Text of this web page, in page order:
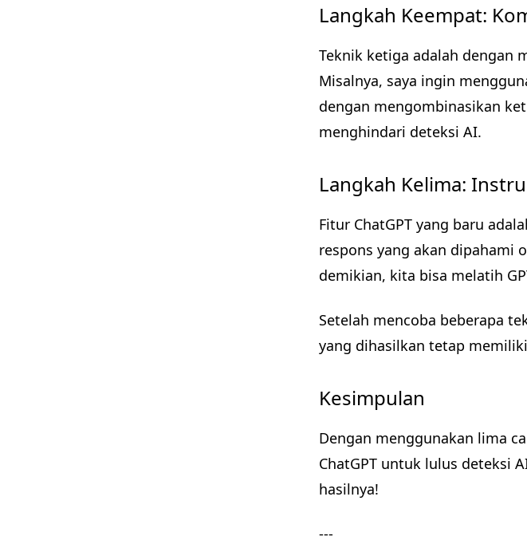
Langkah Keempat:
Teknik ketiga adalah dengan
Misalnya, saya ingin
dengan mengombinasikan
menghindari deteksi AI.
Langkah Kelima:
Fitur ChatGPT yang baru
respons yang akan dipahami
demikian, kita bisa melatih
Setelah mencoba beberapa
yang dihasilkan tetap
Kesimpulan
Dengan menggunakan lima
ChatGPT untuk lulus deteksi
hasilnya!
---